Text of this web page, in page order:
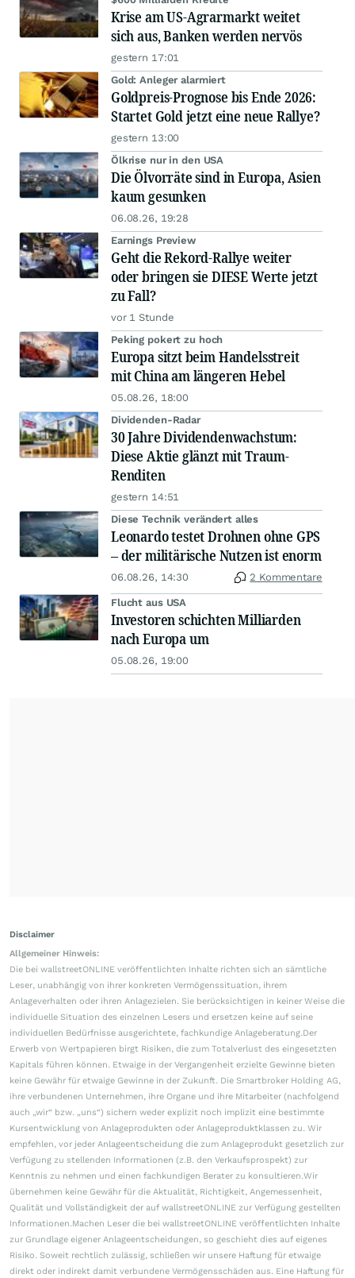
Krise am US-Agrarmarkt weitet
sich aus, Banken werden nervös
gestern 17:01
Gold: Anleger alarmiert
Goldpreis-Prognose bis Ende 2026:
Startet Gold jetzt eine neue Rallye?
gestern 13:00
Ölkrise nur in den USA
Die Ölvorräte sind in Europa, Asien
kaum gesunken
06.08.26, 19:28
Earnings Preview
Geht die Rekord-Rallye weiter
oder bringen sie DIESE Werte jetzt
zu Fall?
vor 1 Stunde
Peking pokert zu hoch
Europa sitzt beim Handelsstreit
mit China am längeren Hebel
05.08.26, 18:00
Dividenden-Radar
30 Jahre Dividendenwachstum:
Diese Aktie glänzt mit Traum-
Renditen
gestern 14:51
Diese Technik verändert alles
Leonardo testet Drohnen ohne GPS
– der militärische Nutzen ist enorm
06.08.26, 14:30 2 Kommentare
Flucht aus USA
Investoren schichten Milliarden
nach Europa um
05.08.26, 19:00
Disclaimer
Allgemeiner Hinweis:
Die bei wallstreetONLINE veröffentlichten Inhalte richten sich an sämtliche
Leser, unabhängig von ihrer konkreten Vermögenssituation, ihrem
Anlageverhalten oder ihren Anlagezielen. Sie berücksichtigen in keiner Weise die
individuelle Situation des einzelnen Lesers und ersetzen keine auf seine
individuellen Bedürfnisse ausgerichtete, fachkundige Anlageberatung.Der
Erwerb von Wertpapieren birgt Risiken, die zum Totalverlust des eingesetzten
Kapitals führen können. Etwaige in der Vergangenheit erzielte Gewinne bieten
keine Gewähr für etwaige Gewinne in der Zukunft. Die Smartbroker Holding AG,
ihre verbundenen Unternehmen, ihre Organe und ihre Mitarbeiter (nachfolgend
auch „wir“ bzw. „uns“) sichern weder explizit noch implizit eine bestimmte
Kursentwicklung von Anlageprodukten oder Anlageproduktklassen zu. Wir
empfehlen, vor jeder Anlageentscheidung die zum Anlageprodukt gesetzlich zur
Verfügung zu stellenden Informationen (z.B. den Verkaufsprospekt) zur
Kenntnis zu nehmen und einen fachkundigen Berater zu konsultieren.Wir
übernehmen keine Gewähr für die Aktualität, Richtigkeit, Angemessenheit,
Qualität und Vollständigkeit der auf wallstreetONLINE zur Verfügung gestellten
Informationen.Machen Leser die bei wallstreetONLINE veröffentlichten Inhalte
zur Grundlage eigener Anlageentscheidungen, so geschieht dies auf eigenes
Risiko. Soweit rechtlich zulässig, schließen wir unsere Haftung für etwaige
direkt oder indirekt damit verbundene Vermögensschäden aus. Eine Haftung für